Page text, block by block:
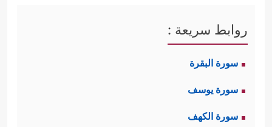
روابط سريعة :
سورة البقرة
سورة يوسف
سورة الكهف